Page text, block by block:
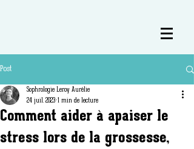
Post
Comment aider à apaiser le
stress lors de la grossesse,
Sophrologie Leroy Aurélie
24 juil. 2023 1 min de lecture